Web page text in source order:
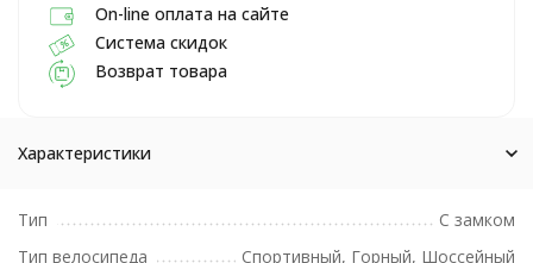
On-line оплата на сайте
Система скидок
Возврат товара
Характеристики
Тип
С замком
Тип велосипеда
Спортивный, Горный, Шоссейный